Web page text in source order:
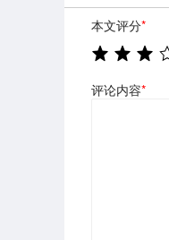
本文评分*
评论内容*